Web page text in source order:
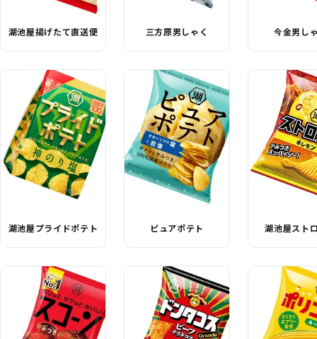
湖池屋揚げたて直送便 三方原男しゃく 今金男し
湖池屋プライドポテト ピュアポテト 湖池屋スト